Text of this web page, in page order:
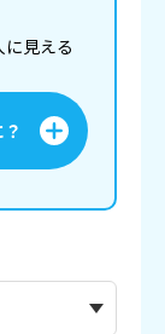
見える